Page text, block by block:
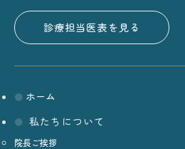
診療担当医表を見る
ホーム
私たちについて
院長ご挨拶